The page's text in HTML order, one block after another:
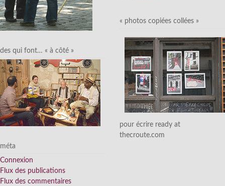
des qui font… « à côté »
méta
Connexion
Flux des publications
Flux des commentaires
« photos copiées collées »
pour écrire ready at
thecroute.com